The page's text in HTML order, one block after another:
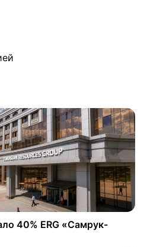
40% ERG «Самрук-